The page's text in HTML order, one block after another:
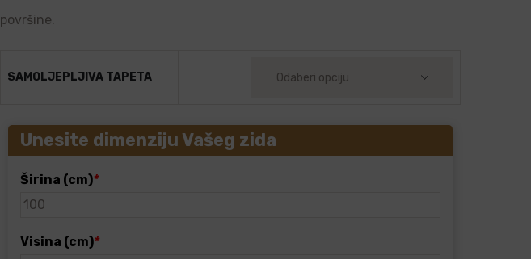
površine.
SAMOLJEPLJIVA TAPETA
Unesite dimenziju Vašeg zida
Širina (cm)*
Visina (cm)*